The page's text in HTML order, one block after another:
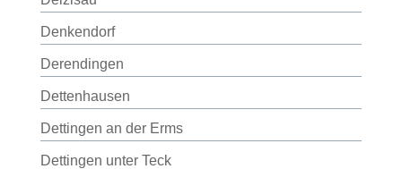
Denkendorf
Derendingen
Dettenhausen
Dettingen an der Erms
Dettingen unter Teck